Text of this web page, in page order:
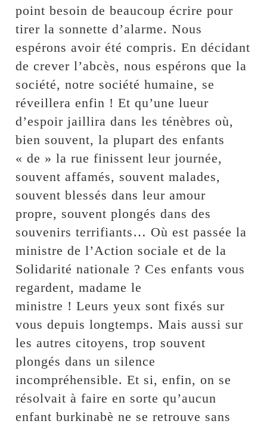
point besoin de beaucoup écrire pour
tirer la sonnette d’alarme. Nous
espérons avoir été compris. En décidant
de crever l’abcès, nous espérons que la
société, notre société humaine, se
réveillera enfin ! Et qu’une lueur
d’espoir jaillira dans les ténèbres où,
bien souvent, la plupart des enfants
« de » la rue finissent leur journée,
souvent affamés, souvent malades,
souvent blessés dans leur amour
propre, souvent plongés dans des
souvenirs terrifiants… Où est passée la
ministre de l’Action sociale et de la
Solidarité nationale ? Ces enfants vous
regardent, madame le
ministre ! Leurs yeux sont fixés sur
vous depuis longtemps. Mais aussi sur
les autres citoyens, trop souvent
plongés dans un silence
incompréhensible. Et si, enfin, on se
résolvait à faire en sorte qu’aucun
enfant burkinabè ne se retrouve sans